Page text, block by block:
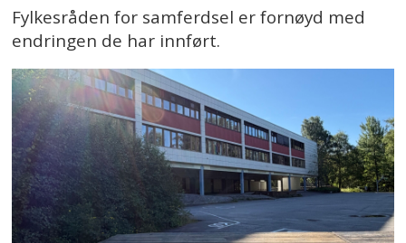
Fylkesråden for samferdsel er fornøyd med
endringen de har innført.